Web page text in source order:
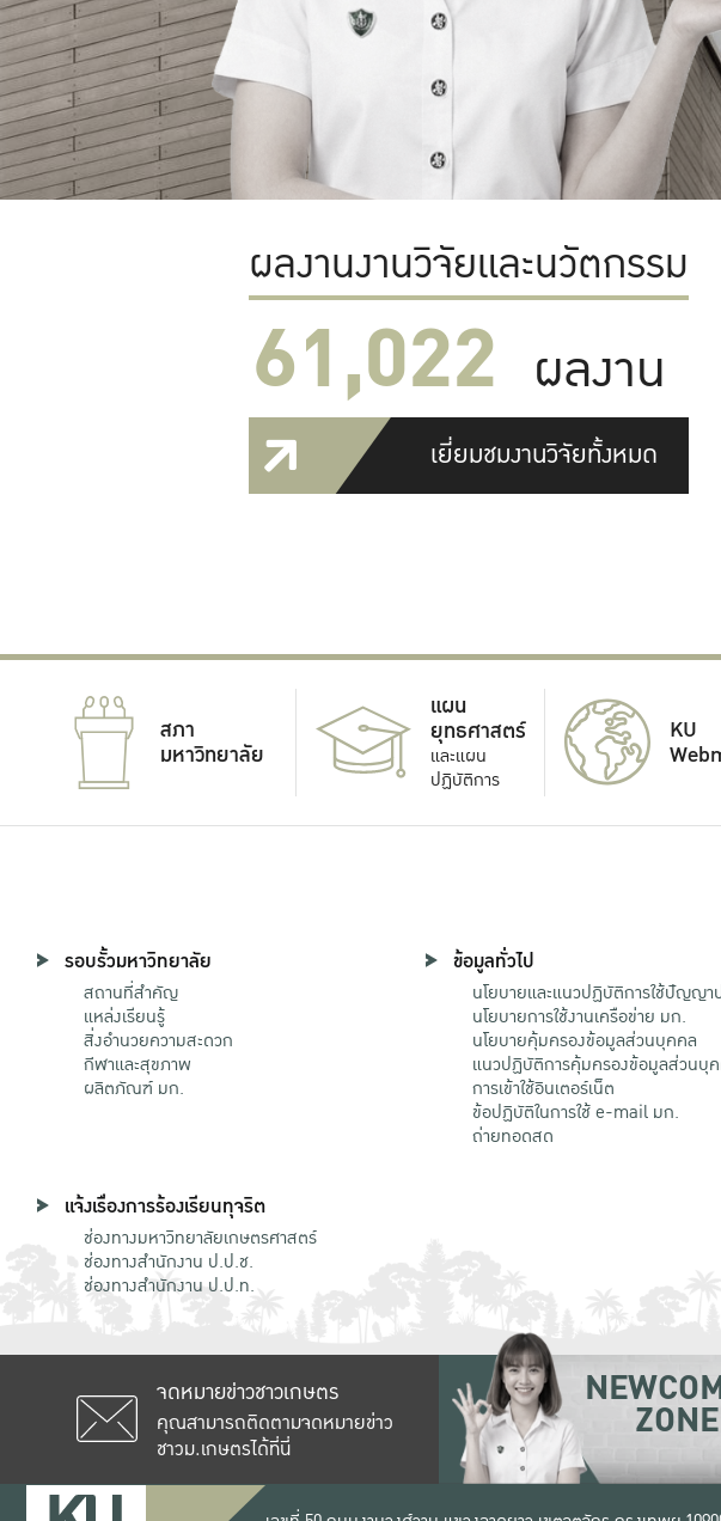
ผลงานงานวิจัยและนวัตกรรม
61,022 ผลงาน
เยี่ยมชมงานวิจัยทั้งหมด
สภา
มหาวิทยาลัย
แผน
ยุทธศาสตร์
และแผน
ปฏิบัติการ
KU
รอบรั้วมหาวิทยาลัย
สถานที่สำคัญ
แหล่งเรียนรู้
สิ่งอำนวยความสะดวก
กีฬาและสุขภาพ
ผลิตภัณฑ์ มก.
ข้อมูลทั่วไป
นโยบายและแนวปฏิบัติการใช้ปัญญา
นโยบายการใช้งานเครือข่าย มก.
นโยบายคุ้มครองข้อมูลส่วนบุคคล
แนวปฏิบัติการคุ้มครองข้อมูลส่วนบุ
การเข้าใช้อินเตอร์เน็ต
ข้อปฏิบัติในการใช้ e-mail มก.
ถ่ายทอดสด
แจ้งเรื่องการร้องเรียนทุจริต
ช่องทางมหาวิทยาลัยเกษตรศาสตร์
ช่องทางสำนักงาน ป.ป.ช.
ช่องทางสำนักงาน ป.ป.ท.
จดหมายข่าวชาวเกษตร
คุณสามารถติดตามจดหมายข่าว
ชาวม.เกษตรได้ที่นี่
ZONE